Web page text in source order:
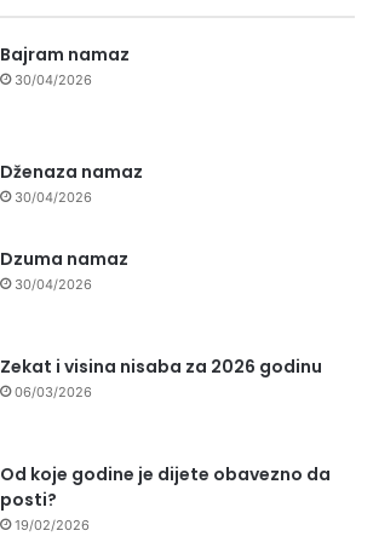
Bajram namaz
30/04/2026
Dženaza namaz
30/04/2026
Dzuma namaz
30/04/2026
Zekat i visina nisaba za 2026 godinu
06/03/2026
Od koje godine je dijete obavezno da
posti?
19/02/2026